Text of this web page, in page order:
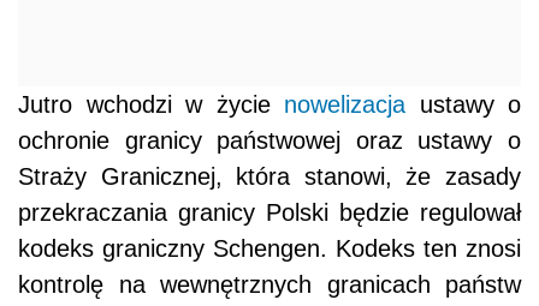
Jutro wchodzi w życie nowelizacja ustawy o
ochronie granicy państwowej oraz ustawy o
Straży Granicznej, która stanowi, że zasady
przekraczania granicy Polski będzie regulował
kodeks graniczny Schengen. Kodeks ten znosi
kontrolę na wewnętrznych granicach państw